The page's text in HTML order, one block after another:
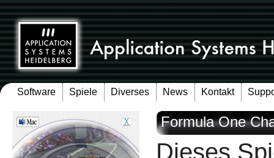
Software Spiele Diverses News Kontakt
Formula One
Dieses